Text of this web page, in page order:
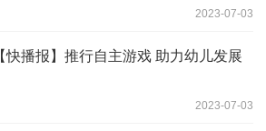
2023-07-03
【快播报】推行自主游戏 助力幼儿发展
2023-07-03